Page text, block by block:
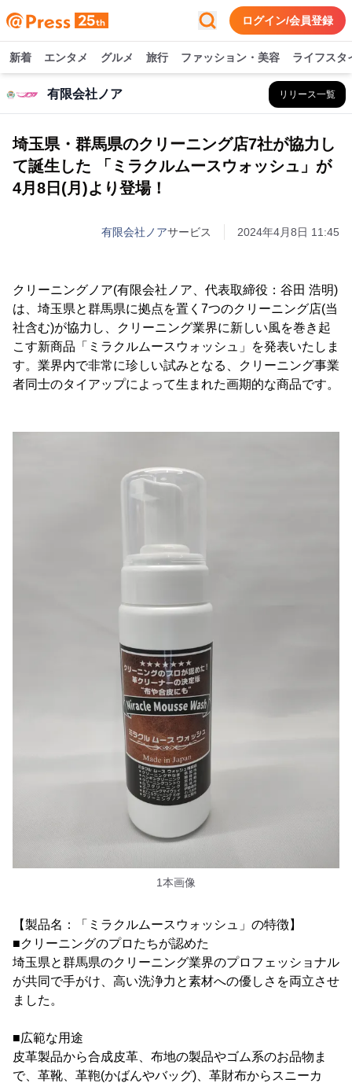
ログイン/会員登録
新着 エンタメ グルメ 旅行 ファッション・美容 ライフスタ
有限会社ノア リリース一覧
埼玉県・群馬県のクリーニング店7社が協力し
て誕生した 「ミラクルムースウォッシュ」が
4月8日(月)より登場！
有限会社ノアサービス 2024年4月8日 11:45
クリーニングノア(有限会社ノア、代表取締役：谷田 浩明)
は、埼玉県と群馬県に拠点を置く7つのクリーニング店(当
社含む)が協力し、クリーニング業界に新しい風を巻き起
こす新商品「ミラクルムースウォッシュ」を発表いたしま
す。業界内で非常に珍しい試みとなる、クリーニング事業
者同士のタイアップによって生まれた画期的な商品です。
1本画像
【製品名：「ミラクルムースウォッシュ」の特徴】
■クリーニングのプロたちが認めた
埼玉県と群馬県のクリーニング業界のプロフェッショナル
が共同で手がけ、高い洗浄力と素材への優しさを両立させ
ました。
■広範な用途
皮革製品から合成皮革、布地の製品やゴム系のお品物ま
で、革靴、革鞄(かばんやバッグ)、革財布からスニーカ